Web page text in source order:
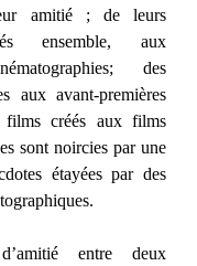
amitié ; de leurs
ensemble, aux
des
aux avant-premières
films créés aux films
sont noircies par une
étayées par des
entre deux